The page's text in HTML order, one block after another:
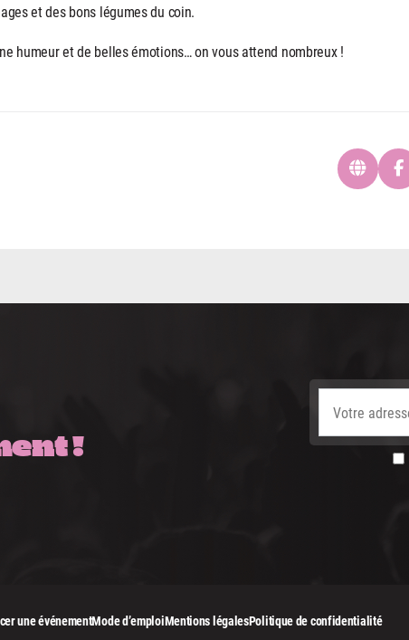
et des bons légumes du coin.
humeur et de belles émotions… on vous attend nombreux !
!
une événementMode d’emploiMentions légalesPolitique de confidentialité